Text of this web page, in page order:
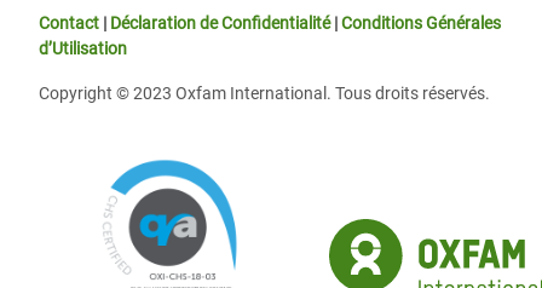
Contact | Déclaration de Confidentialité|Conditions Générales
d’Utilisation
Copyright © 2023 Oxfam International. Tous droits réservés.